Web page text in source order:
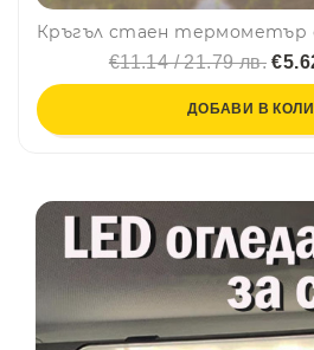
€11.14 / 21.79 лв.
ДОБАВИ В